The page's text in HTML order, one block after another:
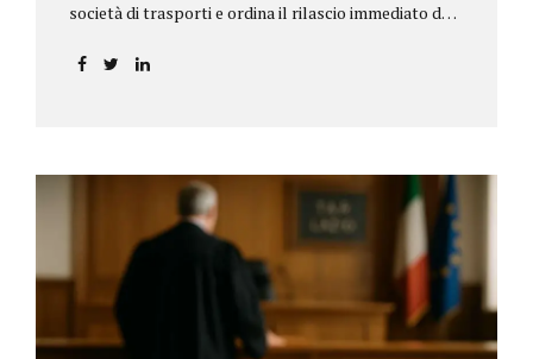
società di trasporti e ordina il rilascio immediato del